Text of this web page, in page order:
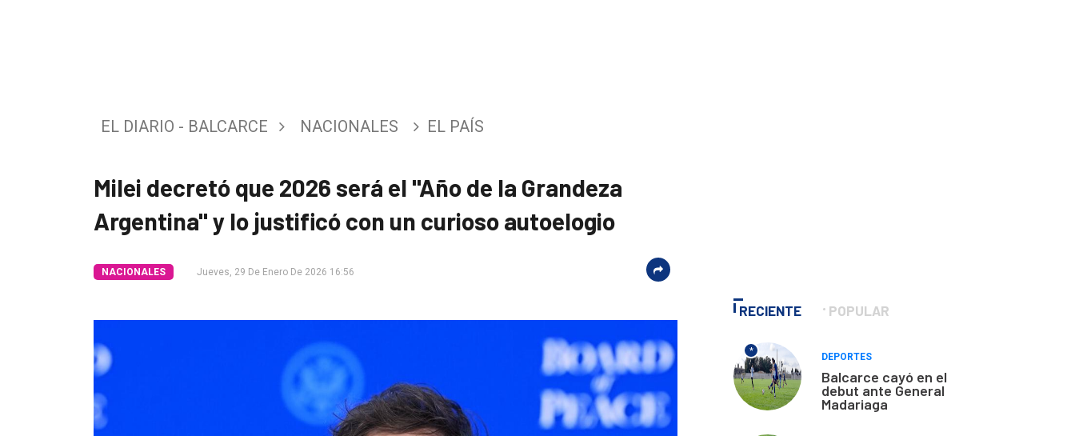
Entrevistas
Fúnebres
Nosotros
Contacto
EL DIARIO - BALCARCE NACIONALES EL PAÍS
Milei decretó que 2026 será el "Año de la Grandeza
Argentina" y lo justificó con un curioso autoelogio
NACIONALES Jueves, 29 De Enero De 2026 16:56
RECIENTE POPULAR
*
DEPORTES
Balcarce cayó en el
debut ante General
Madariaga